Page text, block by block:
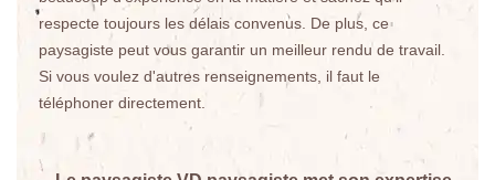
respecte toujours les délais convenus. De plus, ce
paysagiste peut vous garantir un meilleur rendu de travail.
Si vous voulez d'autres renseignements, il faut le
téléphoner directement.